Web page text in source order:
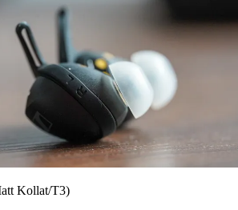
Kollat/T3)